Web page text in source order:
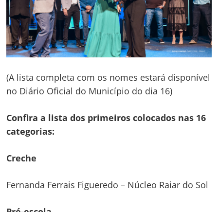
(A lista completa com os nomes estará disponível
no Diário Oficial do Município do dia 16)
Confira a lista dos primeiros colocados nas 16
categorias:
Creche
Fernanda Ferrais Figueredo – Núcleo Raiar do Sol